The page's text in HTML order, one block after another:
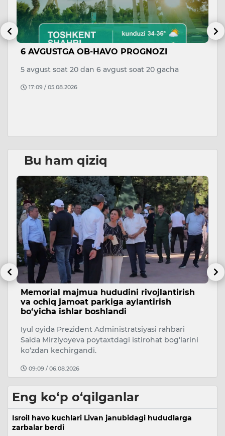
6 AVGUSTGA OB-HAVO PROGNOZI
5 avgust soat 20 dan 6 avgust soat 20 gacha
17:09 / 05.08.2026
Bu ham qiziq
Memorial majmua hududini rivojlantirish
va ochiq jamoat parkiga aylantirish
bo‘yicha ishlar boshlandi
Iyul oyida Prezident Administratsiyasi rahbari
Saida Mirziyoyeva poytaxtdagi istirohat bog‘larini
ko‘zdan kechirgandi.
09:09 / 06.08.2026
Eng ko‘p o‘qilganlar
Isroil havo kuchlari Livan janubidagi hududlarga
zarbalar berdi